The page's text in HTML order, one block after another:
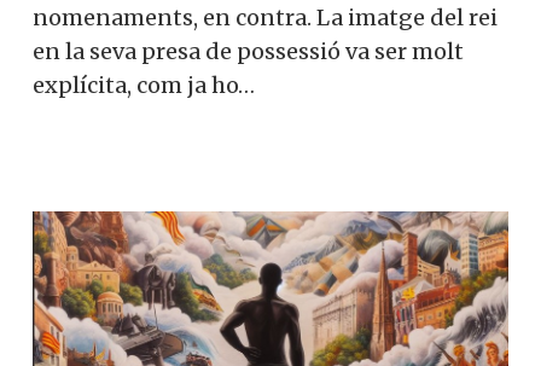
nomenaments, en contra. La imatge del rei
en la seva presa de possessió va ser molt
explícita, com ja ho…